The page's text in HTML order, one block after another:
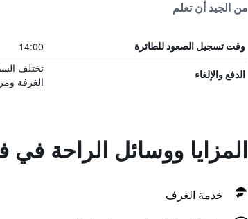
من الجيد أن تعلم
وقت تسجيل الصعود للطائرة 14:00
الدفع والإلغاء
تختلف
الغرفة
المزايا ووسائل الراحة
خدمة الغرف